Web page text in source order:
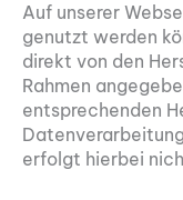
Auf unserer
genutzt werden
direkt von den
Rahmen
entsprechenden
erfolgt hierbei